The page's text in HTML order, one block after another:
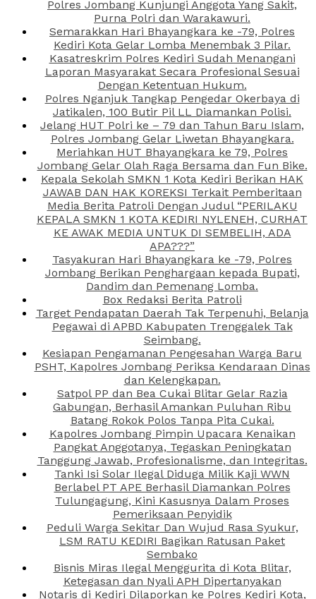
Polres Jombang Kunjungi Anggota Yang Sakit,
Purna Polri dan Warakawuri.
Semarakkan Hari Bhayangkara ke -79, Polres
Kediri Kota Gelar Lomba Menembak 3 Pilar.
Kasatreskrim Polres Kediri Sudah Menangani
Laporan Masyarakat Secara Profesional Sesuai
Dengan Ketentuan Hukum.
Polres Nganjuk Tangkap Pengedar Okerbaya di
Jatikalen, 100 Butir Pil LL Diamankan Polisi.
Jelang HUT Polri ke – 79 dan Tahun Baru Islam,
Polres Jombang Gelar Liwetan Bhayangkara.
Meriahkan HUT Bhayangkara ke 79, Polres
Jombang Gelar Olah Raga Bersama dan Fun Bike.
Kepala Sekolah SMKN 1 Kota Kediri Berikan HAK
JAWAB DAN HAK KOREKSI Terkait Pemberitaan
Media Berita Patroli Dengan Judul “PERILAKU
KEPALA SMKN 1 KOTA KEDIRI NYLENEH, CURHAT
KE AWAK MEDIA UNTUK DI SEMBELIH, ADA
APA???”
Tasyakuran Hari Bhayangkara ke -79, Polres
Jombang Berikan Penghargaan kepada Bupati,
Dandim dan Pemenang Lomba.
Box Redaksi Berita Patroli
Target Pendapatan Daerah Tak Terpenuhi, Belanja
Pegawai di APBD Kabupaten Trenggalek Tak
Seimbang.
Kesiapan Pengamanan Pengesahan Warga Baru
PSHT, Kapolres Jombang Periksa Kendaraan Dinas
dan Kelengkapan.
Satpol PP dan Bea Cukai Blitar Gelar Razia
Gabungan, Berhasil Amankan Puluhan Ribu
Batang Rokok Polos Tanpa Pita Cukai.
Kapolres Jombang Pimpin Upacara Kenaikan
Pangkat Anggotanya, Tegaskan Peningkatan
Tanggung Jawab, Profesionalisme, dan Integritas.
Tanki Isi Solar Ilegal Diduga Milik Kaji WWN
Berlabel PT APE Berhasil Diamankan Polres
Tulungagung, Kini Kasusnya Dalam Proses
Pemeriksaan Penyidik
Peduli Warga Sekitar Dan Wujud Rasa Syukur,
LSM RATU KEDIRI Bagikan Ratusan Paket
Sembako
Bisnis Miras Ilegal Menggurita di Kota Blitar,
Ketegasan dan Nyali APH Dipertanyakan
Notaris di Kediri Dilaporkan ke Polres Kediri Kota,